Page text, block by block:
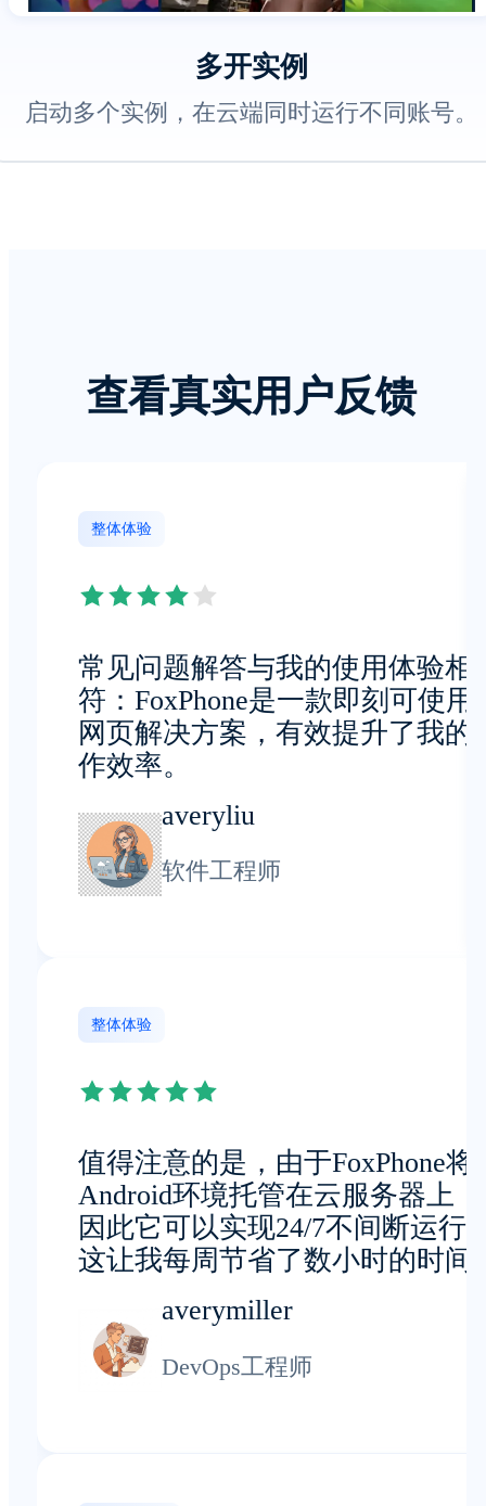
多开实例
启动多个实例，在云端同时运行不同账号。
查看真实用户反馈
整体体验
常见问题解答与我的使用体验相
符：FoxPhone是一款即刻可使用
网页解决方案，有效提升了我的
作效率。
averyliu
软件工程师
整体体验
值得注意的是，由于FoxPhone将
Android环境托管在云服务器上，
因此它可以实现24/7不间断运行
这让我每周节省了数小时的时间
averymiller
DevOps工程师